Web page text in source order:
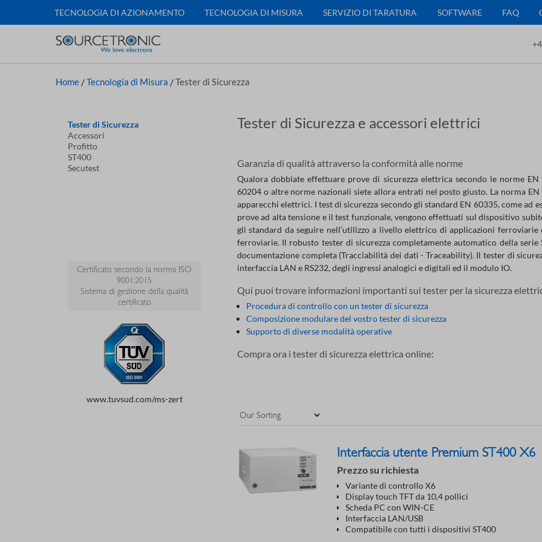
TECNOLOGIA DI AZIONAMENTO TECNOLOGIA DI MISURA SERVIZIO DI TARATURA SOFTWARE FAQ
Home /Tecnologia di Misura /Tester di Sicurezza
Tester di Sicurezza
Accessori
Profitto
ST400
Secutest
Certificato secondo la norma ISO
9001:2015
Sistema di gestione della qualità
certificato
www.tuvsud.com/ms-zert
Tester di Sicurezza e accessori elettrici
Garanzia di qualità attraverso la conformità alle norme
Qualora dobbiate effettuare prove di sicurezza elettrica secondo le norme
60204 o altre norme nazionali siete allora entrati nel posto giusto. La norma
apparecchi elettrici. I test di sicurezza secondo gli standard EN 60335, come
prove ad alta tensione e il test funzionale, vengono effettuati sul dispositivo
gli standard da seguire nell’utilizzo a livello elettrico di applicazioni
ferroviarie. Il robusto tester di sicurezza completamente automatico della
documentazione completa (Tracciabilità dei dati - Traceability). Il tester di
interfaccia LAN e RS232, degli ingressi analogici e digitali ed il modulo IO.
Qui puoi trovare informazioni importanti sui tester per la sicurezza
Procedura di controllo con un tester di sicurezza
Composizione modulare del vostro tester di sicurezza
Supporto di diverse modalità operative
Compra ora i tester di sicurezza elettrica online:
Interfaccia utente Premium ST400 X6
Prezzo su richiesta
Variante di controllo X6
Display touch TFT da 10,4 pollici
Scheda PC con WIN-CE
Interfaccia LAN/USB
Compatibile con tutti i dispositivi ST400